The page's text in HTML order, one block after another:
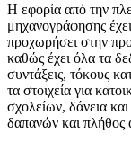
Η εφορία από την
μηχανογράφησης
προχωρήσει στην
καθώς έχει όλα τα
συντάξεις, τόκους
τα στοιχεία για
σχολείων, δάνεια
δαπανών και πλήθος